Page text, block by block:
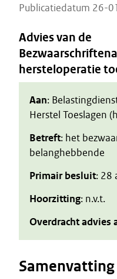
Publicatiedatum 26-
Advies van de
hersteloperatie
Aan:
Herstel Toeslagen
Betreft: het
belanghebbende
Primair besluit: 28
Hoorzitting: n.v.t.
Overdracht advies
Samenvatting